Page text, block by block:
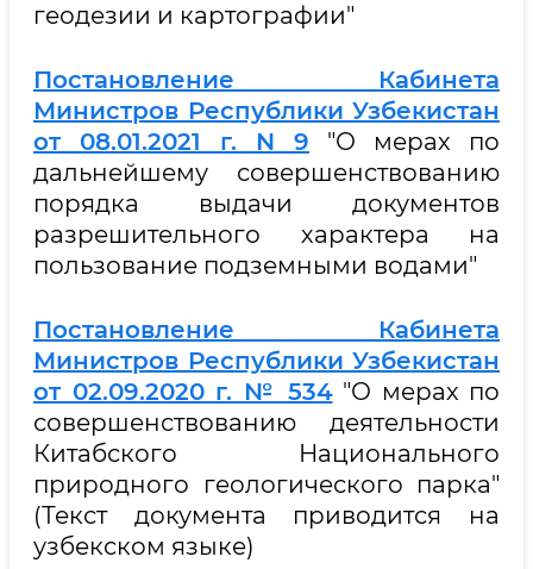
геодезии и картографии"
Постановление Кабинета
Министров Республики Узбекистан
от 08.01.2021 г. N 9 "О мерах по
дальнейшему совершенствованию
порядка выдачи документов
разрешительного характера на
пользование подземными водами"
Постановление Кабинета
Министров Республики Узбекистан
от 02.09.2020 г. № 534"О мерах по
совершенствованию деятельности
Китабского Национального
природного геологического парка"
(Текст документа приводится на
узбекском языке)